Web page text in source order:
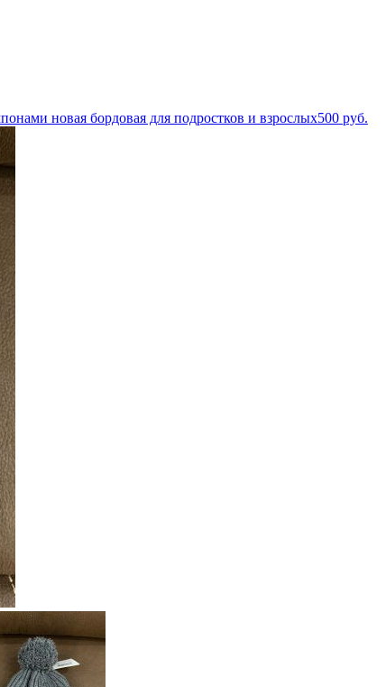
новая бордовая для подростков и взрослых500 руб.